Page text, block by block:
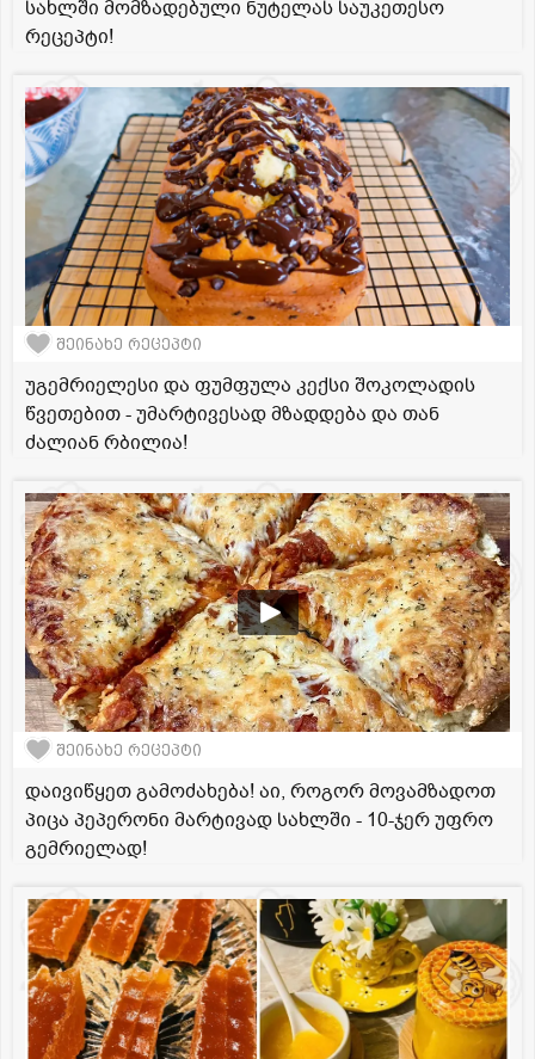
სახლში მომზადებული ნუტელას საუკეთესო
რეცეპტი!
შეინახე რეცეპტი
უგემრიელესი და ფუმფულა კექსი შოკოლადის
წვეთებით - უმარტივესად მზადდება და თან
ძალიან რბილია!
შეინახე რეცეპტი
დაივიწყეთ გამოძახება! აი, როგორ მოვამზადოთ
პიცა პეპერონი მარტივად სახლში - 10-ჯერ უფრო
გემრიელად!